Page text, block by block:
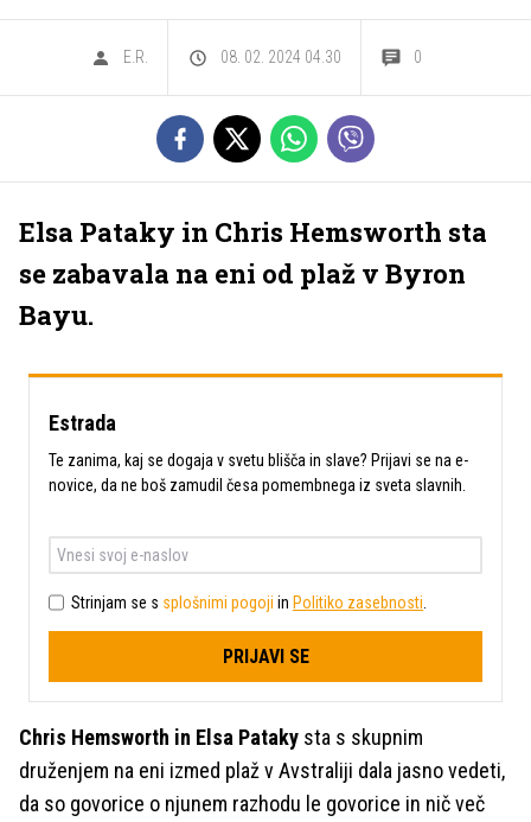
E.R. 08. 02. 2024 04.30 0
Elsa Pataky in Chris Hemsworth sta
se zabavala na eni od plaž v Byron
Bayu.
Estrada
Te zanima, kaj se dogaja v svetu blišča in slave? Prijavi se na e-
novice, da ne boš zamudil česa pomembnega iz sveta slavnih.
Strinjam se s splošnimi pogoji in Politiko zasebnosti
PRIJAVI SE
Chris Hemsworth in Elsa Pataky sta s skupnim
druženjem na eni izmed plaž v Avstraliji dala jasno vedeti,
da so govorice o njunem razhodu le govorice in nič več